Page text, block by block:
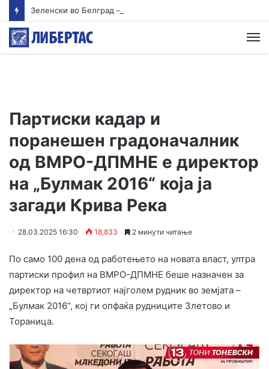
Партиски кадар и
поранешен градоначалник
од ВМРО-ДПМНЕ е директор
на „Булмак 2016“ која ја
загади Крива Река
28.03.2025 16:30 18,833 2 минути читање
По само 100 дена од работењето на новата власт, ултра
партиски профил на ВМРО-ДПМНЕ беше назначен за
директор на четвртиот најголем рудник во земјата –
„Булмак 2016“, кој ги опфаќа рудниците Злетово и
Тораница.